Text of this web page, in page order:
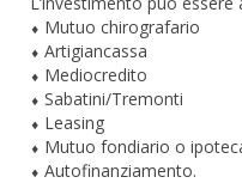
⬧ Mutuo chirografario
⬧ Artigiancassa
⬧ Mediocredito
⬧ Sabatini/Tremonti
⬧ Leasing
⬧ Mutuo fondiario o
⬧ Autofinanziamento.